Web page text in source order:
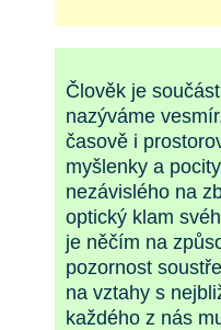
Člověk je
nazýváme
časově i
myšlenky a
nezávislého na
optický klam
je něčím na
pozornost
na vztahy s
každého z nás